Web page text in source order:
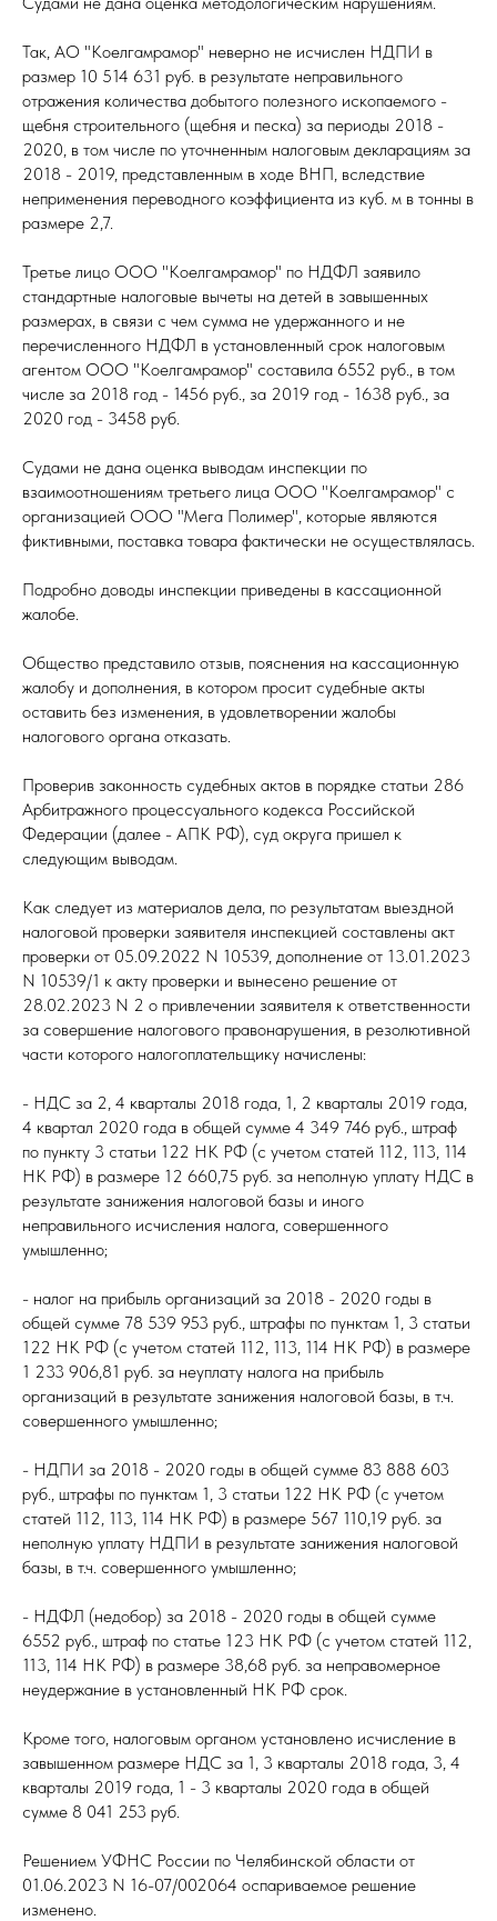
Так, АО "Коелгамрамор" неверно не исчислен НДПИ в
размер 10 514 631 руб. в результате неправильного
отражения количества добытого полезного ископаемого -
щебня строительного (щебня и песка) за периоды 2018 -
2020, в том числе по уточненным налоговым декларациям за
2018 - 2019, представленным в ходе ВНП, вследствие
неприменения переводного коэффициента из куб. м в тонны в
размере 2,7.
Третье лицо ООО "Коелгамрамор" по НДФЛ заявило
стандартные налоговые вычеты на детей в завышенных
размерах, в связи с чем сумма не удержанного и не
перечисленного НДФЛ в установленный срок налоговым
агентом ООО "Коелгамрамор" составила 6552 руб., в том
числе за 2018 год - 1456 руб., за 2019 год - 1638 руб., за
2020 год - 3458 руб.
Судами не дана оценка выводам инспекции по
взаимоотношениям третьего лица ООО "Коелгамрамор" с
организацией ООО "Мега Полимер", которые являются
фиктивными, поставка товара фактически не осуществлялась.
Подробно доводы инспекции приведены в кассационной
жалобе.
Общество представило отзыв, пояснения на кассационную
жалобу и дополнения, в котором просит судебные акты
оставить без изменения, в удовлетворении жалобы
налогового органа отказать.
Проверив законность судебных актов в порядке статьи 286
Арбитражного процессуального кодекса Российской
Федерации (далее - АПК РФ), суд округа пришел к
следующим выводам.
Как следует из материалов дела, по результатам выездной
налоговой проверки заявителя инспекцией составлены акт
проверки от 05.09.2022 N 10539, дополнение от 13.01.2023
N 10539/1 к акту проверки и вынесено решение от
28.02.2023 N 2 о привлечении заявителя к ответственности
за совершение налогового правонарушения, в резолютивной
части которого налогоплательщику начислены:
- НДС за 2, 4 кварталы 2018 года, 1, 2 кварталы 2019 года,
4 квартал 2020 года в общей сумме 4 349 746 руб., штраф
по пункту 3 статьи 122 НК РФ (с учетом статей 112, 113, 114
НК РФ) в размере 12 660,75 руб. за неполную уплату НДС в
результате занижения налоговой базы и иного
неправильного исчисления налога, совершенного
умышленно;
- налог на прибыль организаций за 2018 - 2020 годы в
общей сумме 78 539 953 руб., штрафы по пунктам 1, 3 статьи
122 НК РФ (с учетом статей 112, 113, 114 НК РФ) в размере
1 233 906,81 руб. за неуплату налога на прибыль
организаций в результате занижения налоговой базы, в т.ч.
совершенного умышленно;
- НДПИ за 2018 - 2020 годы в общей сумме 83 888 603
руб., штрафы по пунктам 1, 3 статьи 122 НК РФ (с учетом
статей 112, 113, 114 НК РФ) в размере 567 110,19 руб. за
неполную уплату НДПИ в результате занижения налоговой
базы, в т.ч. совершенного умышленно;
- НДФЛ (недобор) за 2018 - 2020 годы в общей сумме
6552 руб., штраф по статье 123 НК РФ (с учетом статей 112,
113, 114 НК РФ) в размере 38,68 руб. за неправомерное
неудержание в установленный НК РФ срок.
Кроме того, налоговым органом установлено исчисление в
завышенном размере НДС за 1, 3 кварталы 2018 года, 3, 4
кварталы 2019 года, 1 - 3 кварталы 2020 года в общей
сумме 8 041 253 руб.
Решением УФНС России по Челябинской области от
01.06.2023 N 16-07/002064 оспариваемое решение
изменено.